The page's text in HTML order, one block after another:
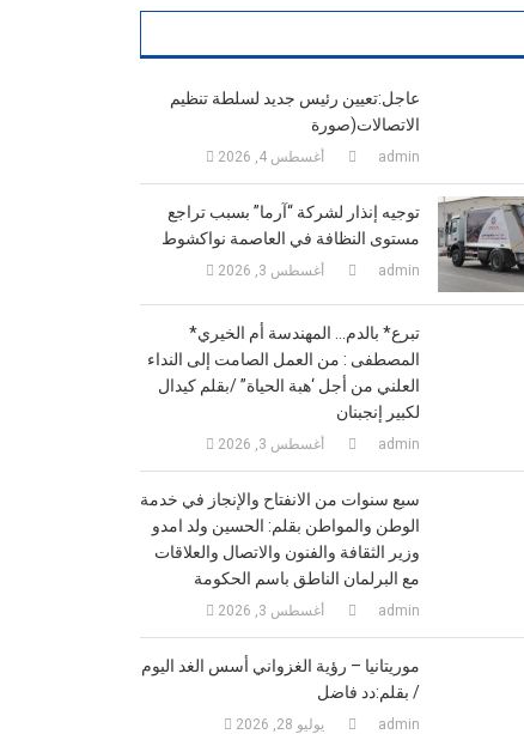
عاجل:تعيين رئيس جديد لسلطة تنظيم
الاتصالات(صورة
أغسطس 4, 2026 admin
توجيه إنذار لشركة “آرما” بسبب تراجع
مستوى النظافة في العاصمة نواكشوط
أغسطس 3, 2026 admin
*تبرع* بالدم… المهندسة أم الخيري
المصطفى : من العمل الصامت إلى النداء
العلني من أجل ‘هبة الحياة” /بقلم كيدال
لكبير إنجبنان
أغسطس 3, 2026 admin
سبع سنوات من الانفتاح والإنجاز في خدمة
الوطن والمواطن بقلم: الحسين ولد امدو
وزير الثقافة والفنون والاتصال والعلاقات
مع البرلمان الناطق باسم الحكومة
أغسطس 3, 2026 admin
موريتانيا – رؤية الغزواني أسس الغد اليوم
/ بقلم:دد فاضل
يوليو 28, 2026 admin